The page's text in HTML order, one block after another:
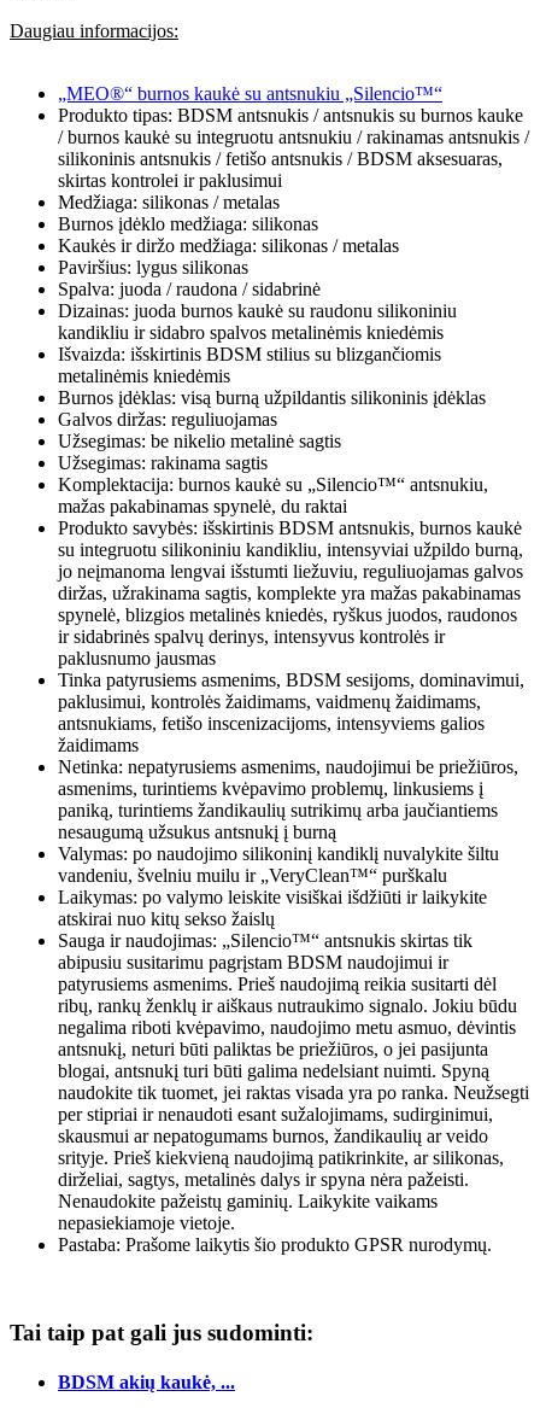
Daugiau informacijos:
„MEO®“ burnos kaukė su antsnukiu „Silencio™“
Produkto tipas: BDSM antsnukis / antsnukis su burnos kauke
/ burnos kaukė su integruotu antsnukiu / rakinamas antsnukis /
silikoninis antsnukis / fetišo antsnukis / BDSM aksesuaras,
skirtas kontrolei ir paklusimui
Medžiaga: silikonas / metalas
Burnos įdėklo medžiaga: silikonas
Kaukės ir diržo medžiaga: silikonas / metalas
Paviršius: lygus silikonas
Spalva: juoda / raudona / sidabrinė
Dizainas: juoda burnos kaukė su raudonu silikoniniu
kandikliu ir sidabro spalvos metalinėmis kniedėmis
Išvaizda: išskirtinis BDSM stilius su blizgančiomis
metalinėmis kniedėmis
Burnos įdėklas: visą burną užpildantis silikoninis įdėklas
Galvos diržas: reguliuojamas
Užsegimas: be nikelio metalinė sagtis
Užsegimas: rakinama sagtis
Komplektacija: burnos kaukė su „Silencio™“ antsnukiu,
mažas pakabinamas spynelė, du raktai
Produkto savybės: išskirtinis BDSM antsnukis, burnos kaukė
su integruotu silikoniniu kandikliu, intensyviai užpildo burną,
jo neįmanoma lengvai išstumti liežuviu, reguliuojamas galvos
diržas, užrakinama sagtis, komplekte yra mažas pakabinamas
spynelė, blizgios metalinės kniedės, ryškus juodos, raudonos
ir sidabrinės spalvų derinys, intensyvus kontrolės ir
paklusnumo jausmas
Tinka patyrusiems asmenims, BDSM sesijoms, dominavimui,
paklusimui, kontrolės žaidimams, vaidmenų žaidimams,
antsnukiams, fetišo inscenizacijoms, intensyviems galios
žaidimams
Netinka: nepatyrusiems asmenims, naudojimui be priežiūros,
asmenims, turintiems kvėpavimo problemų, linkusiems į
paniką, turintiems žandikaulių sutrikimų arba jaučiantiems
nesaugumą užsukus antsnukį į burną
Valymas: po naudojimo silikoninį kandiklį nuvalykite šiltu
vandeniu, švelniu muilu ir „VeryClean™“ purškalu
Laikymas: po valymo leiskite visiškai išdžiūti ir laikykite
atskirai nuo kitų sekso žaislų
Sauga ir naudojimas: „Silencio™“ antsnukis skirtas tik
abipusiu susitarimu pagrįstam BDSM naudojimui ir
patyrusiems asmenims. Prieš naudojimą reikia susitarti dėl
ribų, rankų ženklų ir aiškaus nutraukimo signalo. Jokiu būdu
negalima riboti kvėpavimo, naudojimo metu asmuo, dėvintis
antsnukį, neturi būti paliktas be priežiūros, o jei pasijunta
blogai, antsnukį turi būti galima nedelsiant nuimti. Spyną
naudokite tik tuomet, jei raktas visada yra po ranka. Neužsegti
per stipriai ir nenaudoti esant sužalojimams, sudirginimui,
skausmui ar nepatogumams burnos, žandikaulių ar veido
srityje. Prieš kiekvieną naudojimą patikrinkite, ar silikonas,
dirželiai, sagtys, metalinės dalys ir spyna nėra pažeisti.
Nenaudokite pažeistų gaminių. Laikykite vaikams
nepasiekiamoje vietoje.
Pastaba: Prašome laikytis šio produkto GPSR nurodymų.
Tai taip pat gali jus sudominti:
BDSM akių kaukė, ...